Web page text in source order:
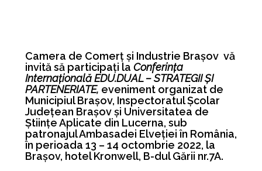
Camera de Comerț și Industrie Brașov vă
invită să participați la Conferința
Internațională EDU.DUAL – STRATEGII ȘI
PARTENERIATE, eveniment organizat de
Municipiul Brașov, Inspectoratul Școlar
Județean Brașov și Universitatea de
Științe Aplicate din Lucerna, sub
patronajul Ambasadei Elveției în România,
în perioada 13 – 14 octombrie 2022, la
Brașov, hotel Kronwell, B-dul Gării nr.7A.